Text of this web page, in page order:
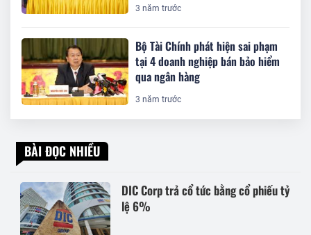
3 năm trước
Bộ Tài Chính phát hiện sai phạm
tại 4 doanh nghiệp bán bảo hiểm
qua ngân hàng
3 năm trước
BÀI ĐỌC NHIỀU
DIC Corp trả cổ tức bằng cổ phiếu tỷ
lệ 6%